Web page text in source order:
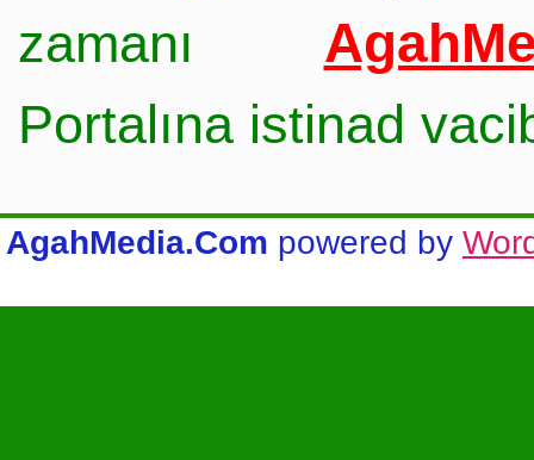
zamanı
Portalına istinad
AgahMedia.Com powered by